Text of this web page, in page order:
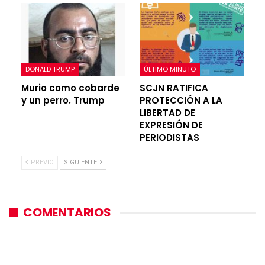
DONALD TRUMP
Murio como cobarde
y un perro. Trump
ÚLTIMO MINUTO
SCJN RATIFICA
PROTECCIÓN A LA
LIBERTAD DE
EXPRESIÓN DE
PERIODISTAS
PREVIO SIGUIENTE
COMENTARIOS